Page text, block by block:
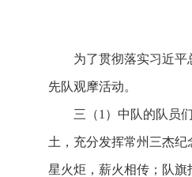
为了贯彻落实习近
先队观摩活动。
三（1）中队的队员
土，充分发挥常州三杰
星火炬，薪火相传；队